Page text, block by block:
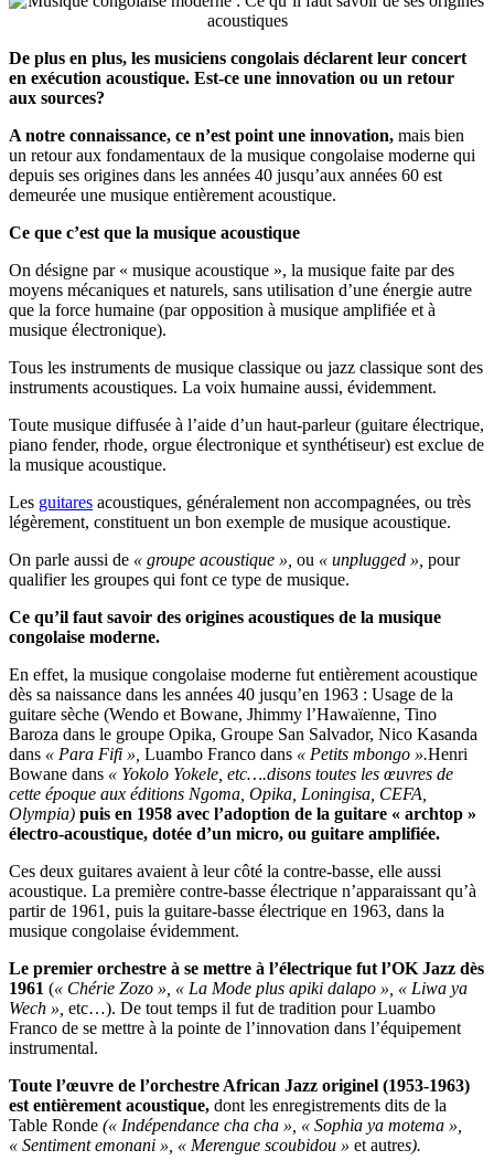
De plus en plus, les musiciens congolais déclarent leur concert
en exécution acoustique. Est-ce une innovation ou un retour
aux sources?
A notre connaissance, ce n’est point une innovation, mais bien
un retour aux fondamentaux de la musique congolaise moderne qui
depuis ses origines dans les années 40 jusqu’aux années 60 est
demeurée une musique entièrement acoustique.
Ce que c’est que la musique acoustique
On désigne par « musique acoustique », la musique faite par des
moyens mécaniques et naturels, sans utilisation d’une énergie autre
que la force humaine (par opposition à musique amplifiée et à
musique électronique).
Tous les instruments de musique classique ou jazz classique sont des
instruments acoustiques. La voix humaine aussi, évidemment.
Toute musique diffusée à l’aide d’un haut-parleur (guitare électrique,
piano fender, rhode, orgue électronique et synthétiseur) est exclue de
la musique acoustique.
Les guitares acoustiques, généralement non accompagnées, ou très
légèrement, constituent un bon exemple de musique acoustique.
On parle aussi de « groupe acoustique », ou « unplugged », pour
qualifier les groupes qui font ce type de musique.
Ce qu’il faut savoir des origines acoustiques de la musique
congolaise moderne.
En effet, la musique congolaise moderne fut entièrement acoustique
dès sa naissance dans les années 40 jusqu’en 1963 : Usage de la
guitare sèche (Wendo et Bowane, Jhimmy l’Hawaïenne, Tino
Baroza dans le groupe Opika, Groupe San Salvador, Nico Kasanda
dans « Para Fifi », Luambo Franco dans « Petits mbongo ».Henri
Bowane dans « Yokolo Yokele, etc….disons toutes les œuvres de
cette époque aux éditions Ngoma, Opika, Loningisa, CEFA,
Olympia) puis en 1958 avec l’adoption de la guitare « archtop »
électro-acoustique, dotée d’un micro, ou guitare amplifiée.
Ces deux guitares avaient à leur côté la contre-basse, elle aussi
acoustique. La première contre-basse électrique n’apparaissant qu’à
partir de 1961, puis la guitare-basse électrique en 1963, dans la
musique congolaise évidemment.
Le premier orchestre à se mettre à l’électrique fut l’OK Jazz dès
1961 (« Chérie Zozo », « La Mode plus apiki dalapo », « Liwa ya
Wech », etc…). De tout temps il fut de tradition pour Luambo
Franco de se mettre à la pointe de l’innovation dans l’équipement
instrumental.
Toute l’œuvre de l’orchestre African Jazz originel (1953-1963)
est entièrement acoustique, dont les enregistrements dits de la
Table Ronde (« Indépendance cha cha », « Sophia ya motema »,
« Sentiment emonani », « Merengue scoubidou » et autres).